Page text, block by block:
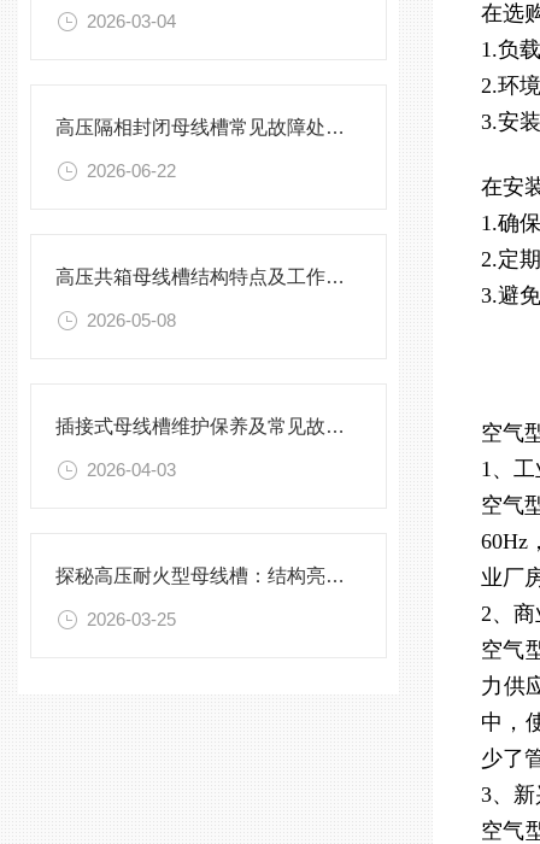
2026-03-04
高压隔相封闭母线槽常见故障处理方案
2026-06-22
高压共箱母线槽结构特点及工作原理
2026-05-08
插接式母线槽维护保养及常见故障处理指南
2026-04-03
探秘高压耐火型母线槽：结构亮点与实用效能
2026-03-25
在选
1.负
2.环
3.安
在安
1.确
2.定
3.避
空气
1、
空气
60Hz
业厂
2、
空气
力供
中，
少了
3、
空气